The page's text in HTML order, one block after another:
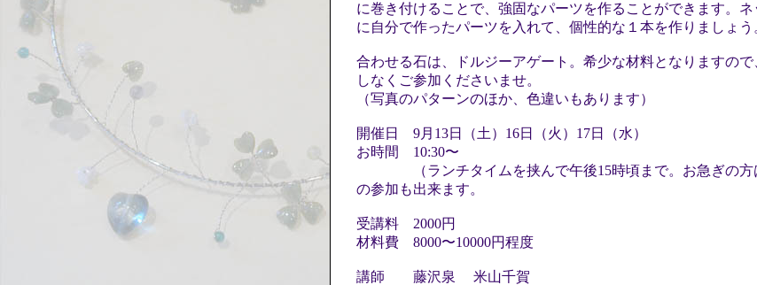
に巻き付けることで、強固なパーツを作ることができます。ネ
に自分で作ったパーツを入れて、個性的な１本を作りましょう
合わせる石は、ドルジーアゲート。希少な材料となりますので
しなくご参加くださいませ。
（写真のパターンのほか、色違いもあります）
開催日 9月13日（土）16日（火）17日（水）
お時間 10:30〜
（ランチタイムを挟んで午後15時頃まで。お急ぎの方
の参加も出来ます。
受講料 2000円
材料費 8000〜10000円程度
講師 藤沢泉 米山千賀